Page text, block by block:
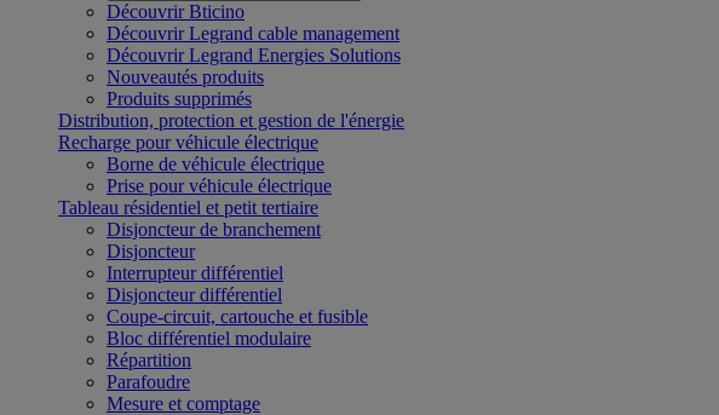
Découvrir Bticino
Découvrir Legrand cable management
Découvrir Legrand Energies Solutions
Nouveautés produits
Produits supprimés
Distribution, protection et gestion de l'énergie
Recharge pour véhicule électrique
Borne de véhicule électrique
Prise pour véhicule électrique
Tableau résidentiel et petit tertiaire
Disjoncteur de branchement
Disjoncteur
Interrupteur différentiel
Disjoncteur différentiel
Coupe-circuit, cartouche et fusible
Bloc différentiel modulaire
Répartition
Parafoudre
Mesure et comptage